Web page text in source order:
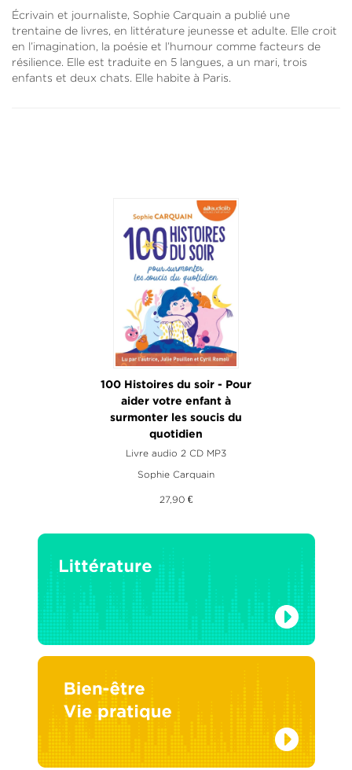
Écrivain et journaliste, Sophie Carquain a publié une
trentaine de livres, en littérature jeunesse et adulte. Elle croit
en l’imagination, la poésie et l’humour comme facteurs de
résilience. Elle est traduite en 5 langues, a un mari, trois
enfants et deux chats. Elle habite à Paris.
100 Histoires du soir - Pour
aider votre enfant à
surmonter les soucis du
quotidien
Livre audio 2 CD MP3
Sophie Carquain
27,90 €